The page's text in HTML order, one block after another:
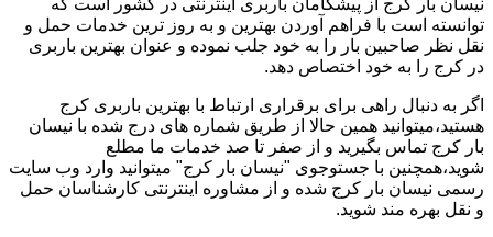
نیسان بار کرج از پیشگامان باربری اینترنتی در کشور است که
توانسته است با فراهم آوردن بهترین و به روز ترین خدمات حمل و
نقل نظر صاحبین بار را به خود جلب نموده و عنوان بهترین باربری
در کرج را به خود اختصاص دهد.
اگر به دنبال راهی برای برقراری ارتباط با بهترین باربری کرج
هستید،میتوانید همین حالا از طریق شماره های درج شده با نیسان
بار کرج تماس بگیرید و از صفر تا صد خدمات ما مطلع
شوید،همچنین با جستوجوی "نیسان بار کرج" میتوانید وارد وب سایت
رسمی نیسان بار کرج شده و از مشاوره اینترنتی کارشناسان حمل
و نقل بهره مند شوید.